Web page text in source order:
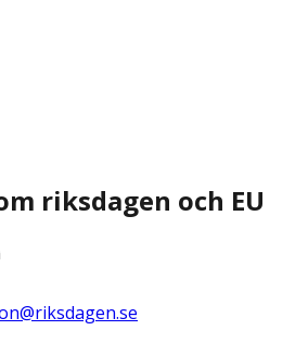
riksdagen och EU